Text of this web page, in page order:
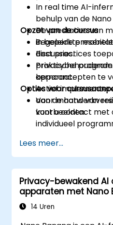
In real time AI-
behulp van de Nano
De prestaties van
in beperkte
Best practices
apparaat.
Opzet van de cursus
Begeleide
discussies.
Praktische
kernconcepten te
Actief
aan de hand van
voorbeelden.
Opties voor
Voor
kunt u contact met
individueel
Lees meer...
Privacy-bewakend AI
apparaten met Nano
14 Uren